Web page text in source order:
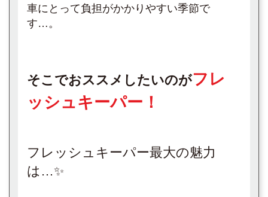
車にとって負担がかかりやすい季節で
す…。
そこでおススメしたいのがフレ
ッシュキーパー！
フレッシュキーパー最大の魅力
は…✨